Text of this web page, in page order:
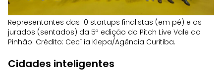
Representantes das 10 startups finalistas (em pé) e os
jurados (sentados) da 5ª edição do Pitch Live Vale do
Pinhão. Crédito: Cecília Klepa/Agência Curitiba.
Cidades inteligentes